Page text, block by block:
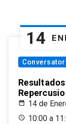
14
14 de
10:00 a